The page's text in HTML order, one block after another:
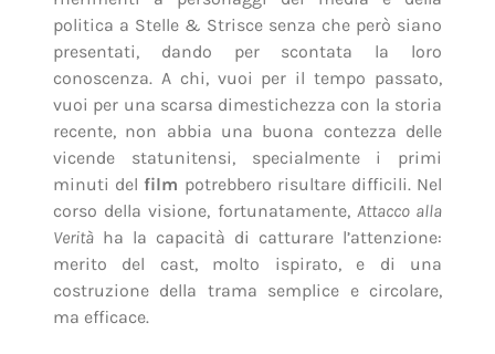
politica a Stelle & Strisce senza che però siano
presentati, dando per scontata la loro
conoscenza. A chi, vuoi per il tempo passato,
vuoi per una scarsa dimestichezza con la storia
recente, non abbia una buona contezza delle
vicende statunitensi, specialmente i primi
minuti del film potrebbero risultare difficili. Nel
corso della visione, fortunatamente, Attacco alla
Veritàha la capacità di catturare l’attenzione:
merito del cast, molto ispirato, e di una
costruzione della trama semplice e circolare,
ma efficace.